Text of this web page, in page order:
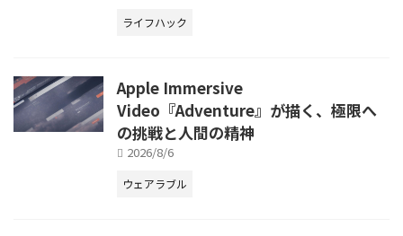
ライフハック
Apple Immersive
Video『Adventure』が描く、極限へ
の挑戦と人間の精神
2026/8/6
ウェアラブル